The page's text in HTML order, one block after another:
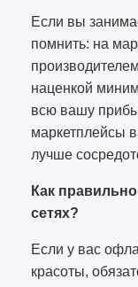
Если вы
помнить: на
наценкой
всю вашу
маркетплейсы
лучше
Как
сетях?
Если у вас
красоты,